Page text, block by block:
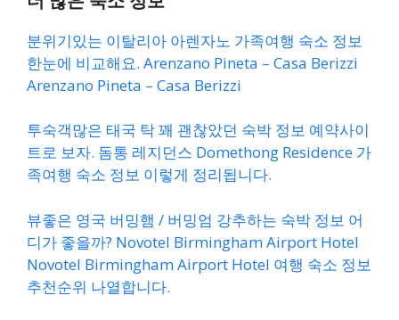
분위기있는 이탈리아 아렌자노 가족여행 숙소 정보
한눈에 비교해요. Arenzano Pineta – Casa Berizzi
Arenzano Pineta – Casa Berizzi
투숙객많은 태국 탁 꽤 괜찮았던 숙박 정보 예약사이
트로 보자. 돔통 레지던스 Domethong Residence 가
족여행 숙소 정보 이렇게 정리됩니다.
뷰좋은 영국 버밍햄 / 버밍엄 강추하는 숙박 정보 어
디가 좋을까? Novotel Birmingham Airport Hotel
Novotel Birmingham Airport Hotel 여행 숙소 정보
추천순위 나열합니다.